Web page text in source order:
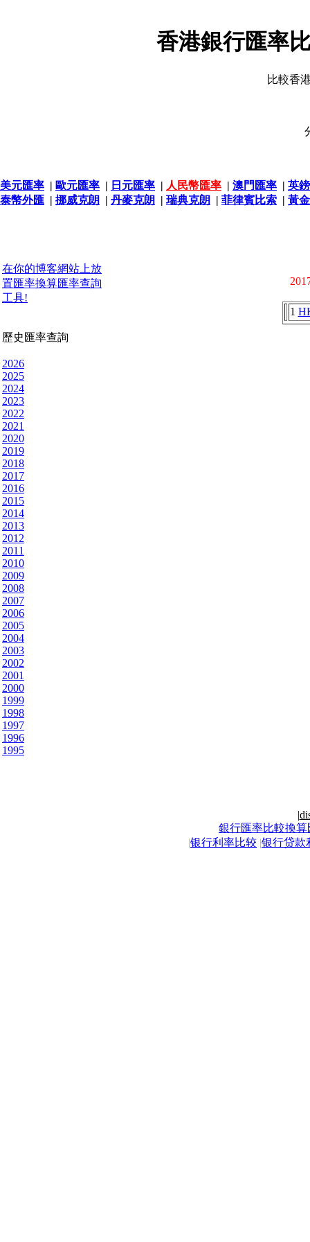
香港銀行匯率
比較香
美元匯率 | 歐元匯率 | 日元匯率 | 人民幣匯率 | 澳門匯率 | 英
泰幣外匯 | 挪威克朗 | 丹麥克朗 | 瑞典克朗 | 菲律賓比索 | 黃
在你的博客網站上放
置匯率換算匯率查詢
工具!
歷史匯率查詢
2026
2025
2024
2023
2022
2021
2020
2019
2018
2017
2016
2015
2014
2013
2012
2011
2010
2009
2008
2007
2006
2005
2004
2003
2002
2001
2000
1999
1998
1997
1996
1995
1
|
銀行匯率比較換算
|银行利率比较 |银行贷款